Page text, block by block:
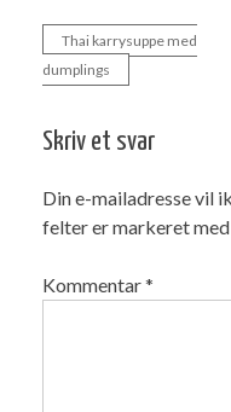
Indlægsnavigation
Thai karrysuppe med
dumplings
Skriv et svar
Din e-mailadresse vil
felter er markeret med
Kommentar*